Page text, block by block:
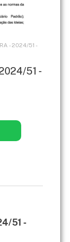
- 2024/51 -
51 -
51 -